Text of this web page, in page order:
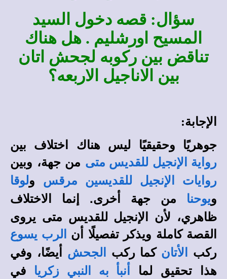
سؤال: قصه دخول السيد
المسيح اورشليم . هل هناك
تناقض بين ركوبه لجحش اتان
بين الاناجيل الاربعه؟
الإجابة:
جوهريًا وحقيقيًا ليس هناك اختلاف بين
رواية الإنجيل للقديس متى من جهة، وبين
روايات الإنجيل للقديسين مرقس ولوقا
ويوحنا
من جهة أخرى. إنما الاختلاف
ظاهري، لأن الإنجيل للقديس متى يروى
القصة كاملة ويذكر تفصيلًا أن
الرب يسوع
ركب الأتان كما ركب الجحش أيضًا، وفي
هذا تحقيق لما
أنبأ به النبي زكريا
في